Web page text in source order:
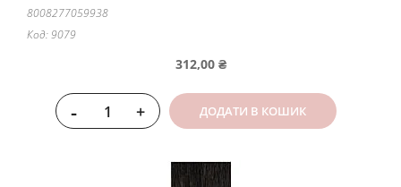
8008277059938
Код: 9079
312,00 ₴
- + ДОДАТИ В КОШИК